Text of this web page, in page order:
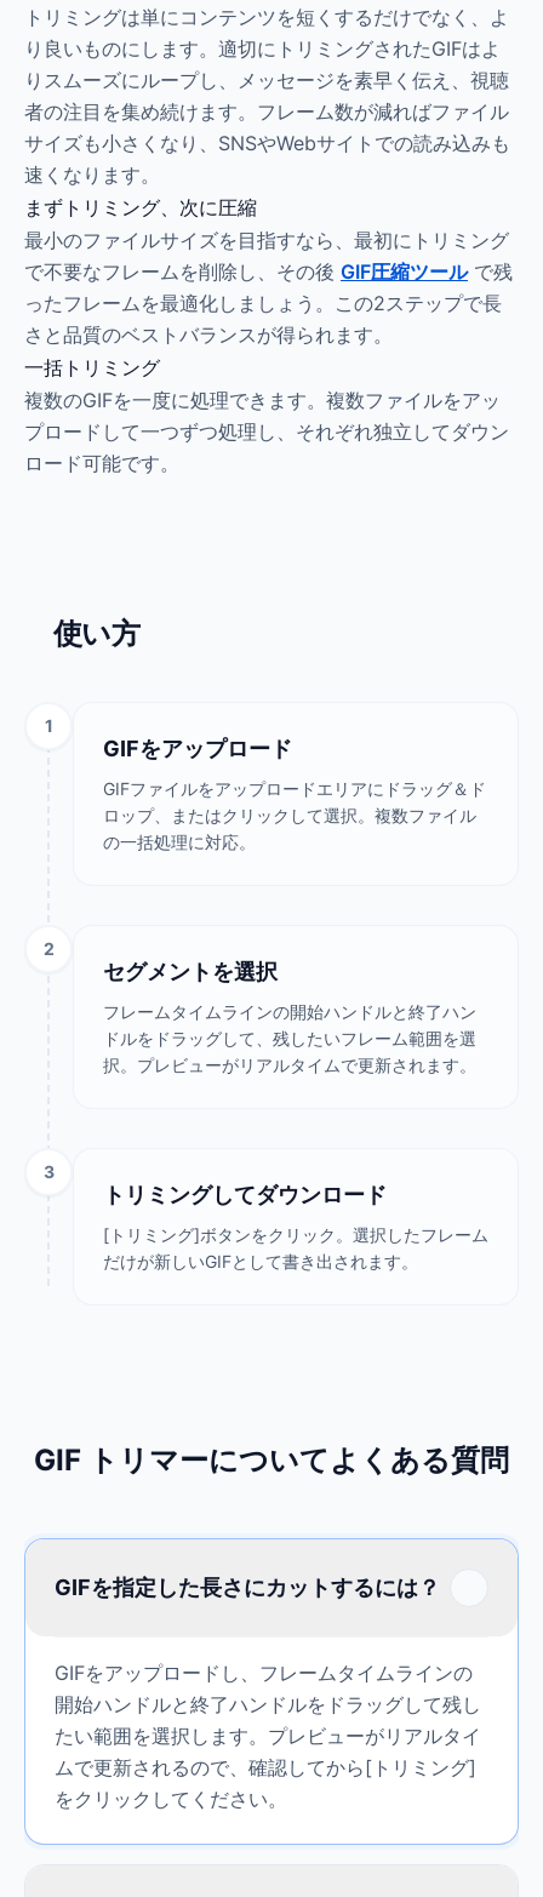
トリミングは単にコンテンツを短くするだけでなく、よ
り良いものにします。適切にトリミングされたGIFはよ
りスムーズにループし、メッセージを素早く伝え、視聴
者の注目を集め続けます。フレーム数が減ればファイル
サイズも小さくなり、SNSやWebサイトでの読み込みも
速くなります。
まずトリミング、次に圧縮
最小のファイルサイズを目指すなら、最初にトリミング
で不要なフレームを削除し、その後 GIF圧縮ツールで残
ったフレームを最適化しましょう。この2ステップで長
さと品質のベストバランスが得られます。
一括トリミング
複数のGIFを一度に処理できます。複数ファイルをアッ
プロードして一つずつ処理し、それぞれ独立してダウン
ロード可能です。
使い方
1
GIFをアップロード
GIFファイルをアップロードエリアにドラッグ＆ド
ロップ、またはクリックして選択。複数ファイル
の一括処理に対応。
2
セグメントを選択
フレームタイムラインの開始ハンドルと終了ハン
ドルをドラッグして、残したいフレーム範囲を選
択。プレビューがリアルタイムで更新されます。
3
トリミングしてダウンロード
[トリミング]ボタンをクリック。選択したフレーム
だけが新しいGIFとして書き出されます。
GIF トリマーについてよくある質問
GIFを指定した長さにカットするには？
GIFをアップロードし、フレームタイムラインの
開始ハンドルと終了ハンドルをドラッグして残し
たい範囲を選択します。プレビューがリアルタイ
ムで更新されるので、確認してから[トリミング]
をクリックしてください。